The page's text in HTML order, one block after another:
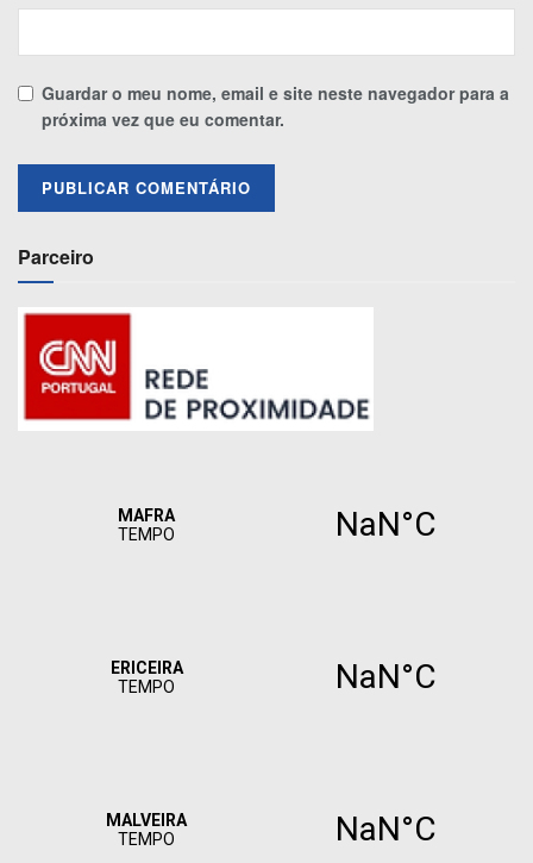
Guardar o meu nome, email e site neste navegador para a
próxima vez que eu comentar.
Parceiro